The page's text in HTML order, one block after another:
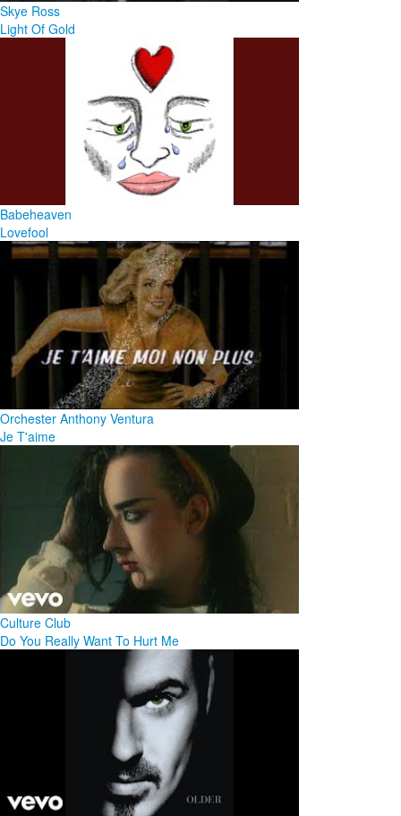
Skye Ross
Light Of Gold
Babeheaven
Lovefool
Orchester Anthony Ventura
Je T'aime
Culture Club
Do You Really Want To Hurt Me